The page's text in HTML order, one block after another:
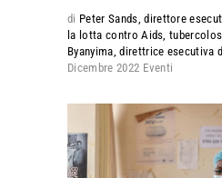
di Peter Sands, direttore
la lotta contro Aids,
Byanyima, direttrice esecutiva
Dicembre 2022 Eventi